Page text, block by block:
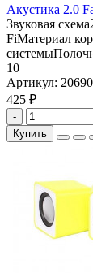
Акустика 2.0
Звуковая
FiМатериал
10
Артикул:
425 ₽
-
Купить